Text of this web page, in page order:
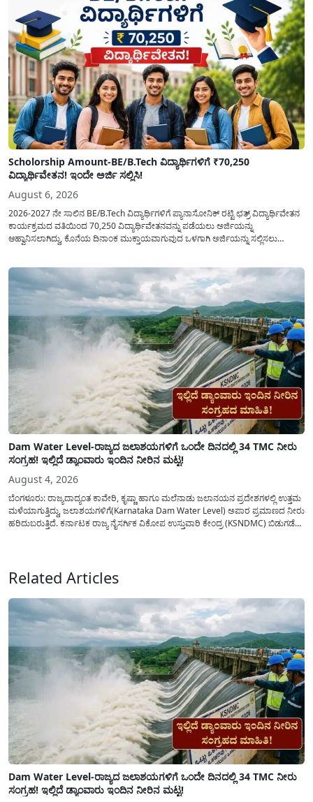
Scholorship Amount-BE/B.Tech ವಿದ್ಯಾರ್ಥಿಗಳಿಗೆ ₹70,250
ವಿದ್ಯಾರ್ಥಿವೇತನ! ಇಂದೇ ಅರ್ಜಿ ಸಲ್ಲಿಸಿ!
August 6, 2026
2026-2027 ನೇ ಸಾಲಿನ BE/B.Tech ವಿದ್ಯಾರ್ಥಿಗಳಿಗೆ ಪ್ಯಾನಾಸೋನಿಕ್ ರಟ್ಟಿ ಛತ್ರ್ ವಿದ್ಯಾರ್ಥಿವೇತನ
ಕಾರ್ಯಕ್ರಮದ ವತಿಯಿಂದ 70,250 ವಿದ್ಯಾರ್ಥಿವೇತನವನ್ನು ಪಡೆಯಲು ಅರ್ಜಿಯನ್ನು
ಆಹ್ವಾನಿಸಲಾಗಿದ್ದು, ಕೊನೆಯ ದಿನಾಂಕ ಮುಕ್ತಾಯವಾಗುವುದ ಒಳಗಾಗಿ ಅರ್ಜಿಯನ್ನು ಸಲ್ಲಿಸಲು
ಜಾರಿಗೆ...
Dam Water Level-ರಾಜ್ಯದ ಜಲಾಶಯಗಳಿಗೆ ಒಂದೇ ದಿನದಲ್ಲಿ 34 TMC ನೀರು
ಸಂಗ್ರಹ! ಇಲ್ಲಿದೆ ಡ್ಯಾಂವಾರು ಇಂದಿನ ನೀರಿನ ಮಟ್ಟ!
August 4, 2026
ಬೆಂಗಳೂರು: ರಾಜ್ಯದಾದ್ಯಂತ ಕಾವೇರಿ, ಕೃಷ್ಣಾ ಹಾಗೂ ಮಲೆನಾಡು ಜಲಾನಯನ ಪ್ರದೇಶಗಳಲ್ಲಿ ಉತ್ತಮ
ಮಳೆಯಾಗುತ್ತಿದ್ದು, ಜಲಾಶಯಗಳಿಗೆ(Karnataka Dam Water Level) ಅಪಾರ ಪ್ರಮಾಣದ ನೀರು
ಹರಿದುಬರುತ್ತಿದೆ. ಕರ್ನಾಟಕ ರಾಜ್ಯ ನೈಸರ್ಗಿಕ ವಿಕೋಪ ಉಸ್ತುವಾರಿ ಕೇಂದ್ರ (KSNDMC) ಬಿಡುಗಡೆ
Related Articles
Dam Water Level-ರಾಜ್ಯದ ಜಲಾಶಯಗಳಿಗೆ ಒಂದೇ ದಿನದಲ್ಲಿ 34 TMC ನೀರು
ಸಂಗ್ರಹ! ಇಲ್ಲಿದೆ ಡ್ಯಾಂವಾರು ಇಂದಿನ ನೀರಿನ ಮಟ್ಟ!